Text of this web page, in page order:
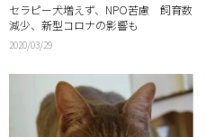
セラピー犬増えず、NPO苦慮 飼育数
減少、新型コロナの影響も
2020/03/29